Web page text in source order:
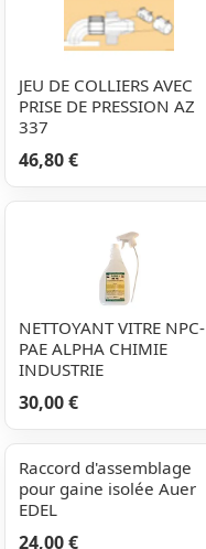
JEU DE COLLIERS AVEC
PRISE DE PRESSION AZ
337
46,80 €
NETTOYANT VITRE NPC-
PAE ALPHA CHIMIE
INDUSTRIE
30,00 €
Raccord d'assemblage
pour gaine isolée Auer
EDEL
24,00 €